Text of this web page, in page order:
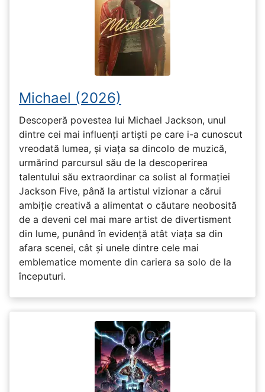
Michael (2026)
Descoperă povestea lui Michael Jackson, unul
dintre cei mai influenți artiști pe care i-a cunoscut
vreodată lumea, și viața sa dincolo de muzică,
urmărind parcursul său de la descoperirea
talentului său extraordinar ca solist al formației
Jackson Five, până la artistul vizionar a cărui
ambiție creativă a alimentat o căutare neobosită
de a deveni cel mai mare artist de divertisment
din lume, punând în evidență atât viața sa din
afara scenei, cât și unele dintre cele mai
emblematice momente din cariera sa solo de la
începuturi.